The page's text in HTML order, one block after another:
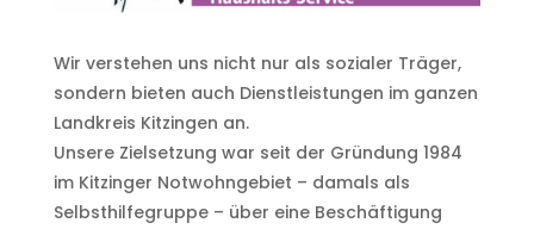
Wir verstehen uns nicht nur als sozialer Träger,
sondern bieten auch Dienstleistungen im ganzen
Landkreis Kitzingen an.
Unsere Zielsetzung war seit der Gründung 1984
im Kitzinger Notwohngebiet – damals als
Selbsthilfegruppe – über eine Beschäftigung